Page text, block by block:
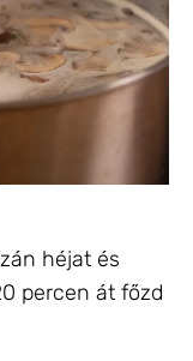
héjat és
percen át főzd